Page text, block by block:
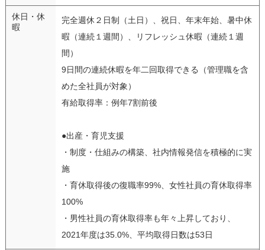
休日・休
暇
完全週休２日制（土日）、祝日、年末年始、暑中休
暇（連続１週間）、リフレッシュ休暇（連続１週
間）
9日間の連続休暇を年二回取得できる（管理職を含
めた全社員が対象）
有給取得率：例年7割前後
●出産・育児支援
・制度・仕組みの構築、社内情報発信を積極的に実
施
・育休取得後の復職率99%、女性社員の育休取得率
100%
・男性社員の育休取得率も年々上昇しており、
2021年度は35.0%、平均取得日数は53日